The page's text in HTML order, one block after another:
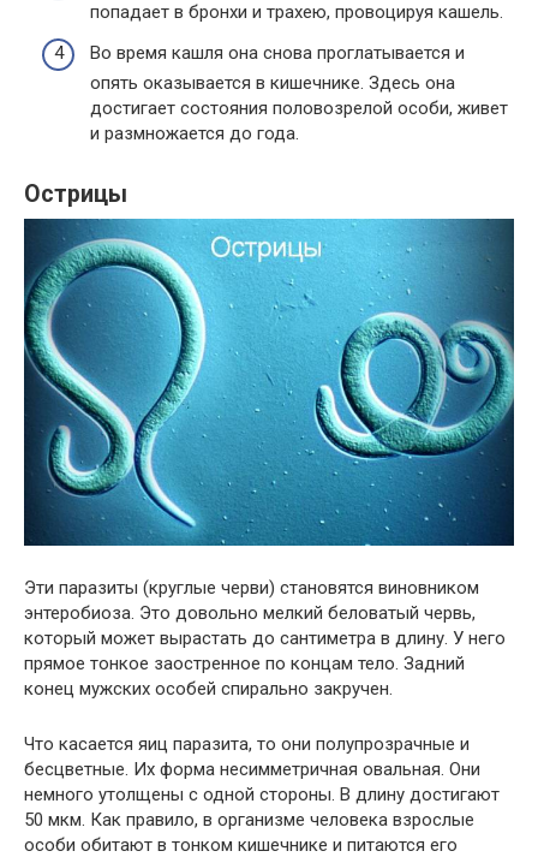
попадает в бронхи и трахею, провоцируя кашель.
Во время кашля она снова проглатывается и
опять оказывается в кишечнике. Здесь она
достигает состояния половозрелой особи, живет
и размножается до года.
Острицы
Эти паразиты (круглые черви) становятся виновником
энтеробиоза. Это довольно мелкий беловатый червь,
который может вырастать до сантиметра в длину. У него
прямое тонкое заостренное по концам тело. Задний
конец мужских особей спирально закручен.
Что касается яиц паразита, то они полупрозрачные и
бесцветные. Их форма несимметричная овальная. Они
немного утолщены с одной стороны. В длину достигают
50 мкм. Как правило, в организме человека взрослые
особи обитают в тонком кишечнике и питаются его